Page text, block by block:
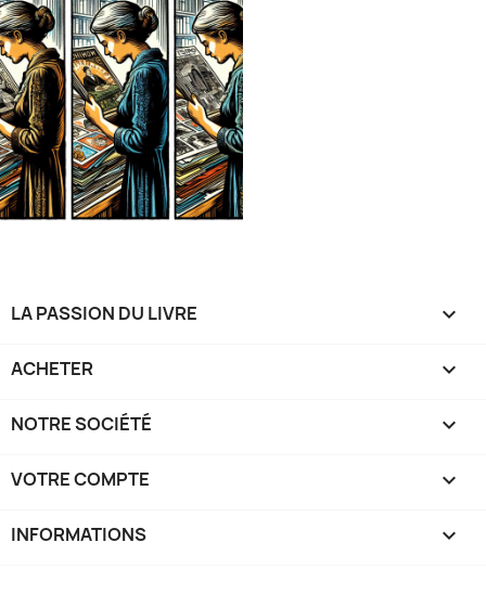
LA PASSION DU LIVRE 
ACHETER 
NOTRE SOCIÉTÉ 
VOTRE COMPTE 
INFORMATIONS keyboard_arrow_down